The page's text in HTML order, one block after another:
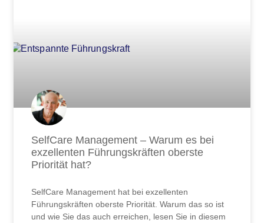
SelfCare Management – Warum es bei
exzellenten Führungskräften oberste
Priorität hat?
SelfCare Management hat bei exzellenten
Führungskräften oberste Priorität. Warum das so ist
und wie Sie das auch erreichen, lesen Sie in diesem